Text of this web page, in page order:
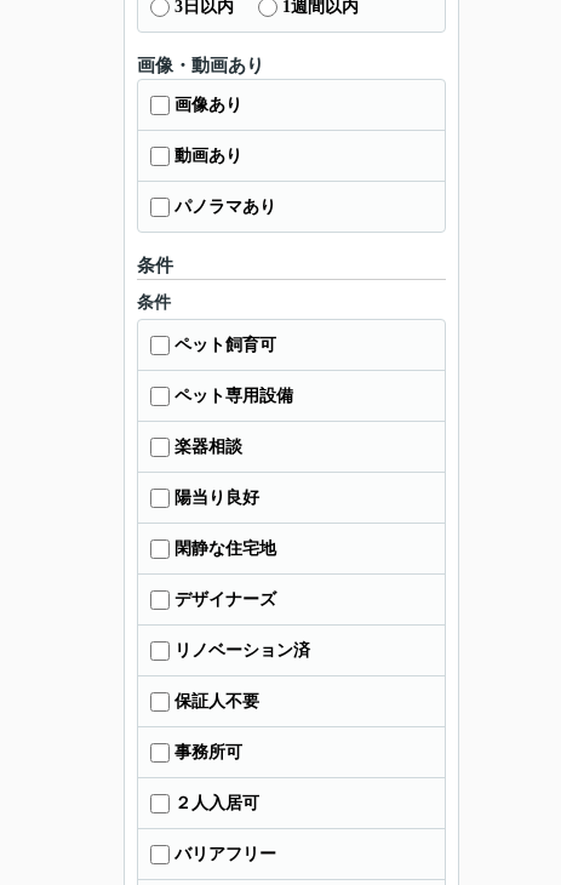
3日以内 1週間以内
画像・動画あり
画像あり
動画あり
パノラマあり
条件
条件
ペット飼育可
ペット専用設備
楽器相談
陽当り良好
閑静な住宅地
デザイナーズ
リノベーション済
保証人不要
事務所可
２人入居可
バリアフリー